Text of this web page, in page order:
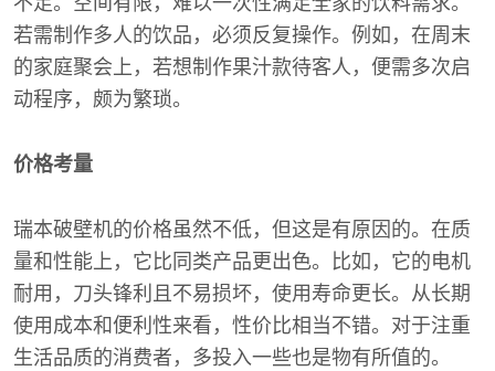
若需制作多人的饮品，必须反复操作。例如，在周末
的家庭聚会上，若想制作果汁款待客人，便需多次启
动程序，颇为繁琐。
价格考量
瑞本破壁机的价格虽然不低，但这是有原因的。在质
量和性能上，它比同类产品更出色。比如，它的电机
耐用，刀头锋利且不易损坏，使用寿命更长。从长期
使用成本和便利性来看，性价比相当不错。对于注重
生活品质的消费者，多投入一些也是物有所值的。